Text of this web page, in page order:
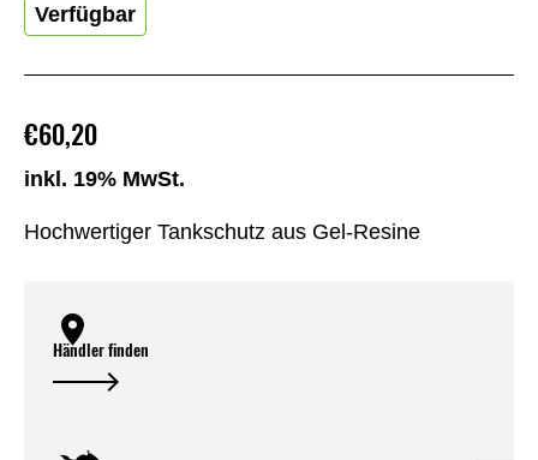
Hochwertiger Tankschutz aus Gel-Resine
€60,20
inkl. 19% MwSt.
Verfügbar
Händler finden